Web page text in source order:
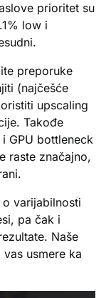
prioritet su
low i
preporuke
(najčešće
upscaling
Takođe
GPU bottleneck
raste značajno,
varijabilnosti
pa čak i
Naše
usmere ka